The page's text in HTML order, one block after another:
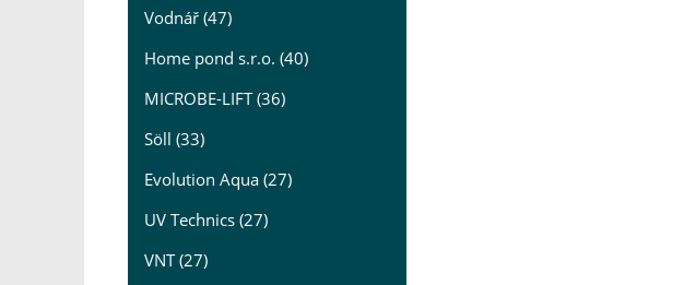
Vodnář (47)
Home pond s.r.o. (40)
MICROBE-LIFT (36)
Söll (33)
Evolution Aqua (27)
UV Technics (27)
VNT (27)